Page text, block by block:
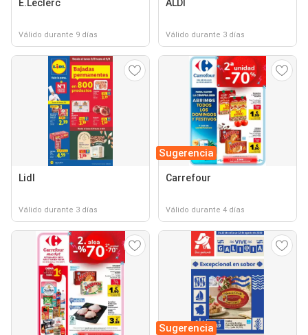
E.Leclerc
Válido durante 9 días
ALDI
Válido durante 3 días
Lidl
Válido durante 3 días
Sugerencia
Carrefour
Válido durante 4 días
Sugerencia